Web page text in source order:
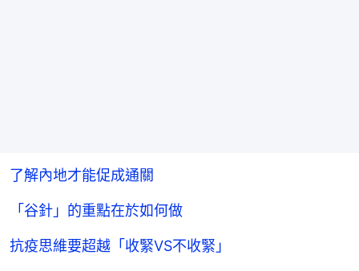
了解內地才能促成通關
「谷針」的重點在於如何做
抗疫思維要超越「收緊VS不收緊」